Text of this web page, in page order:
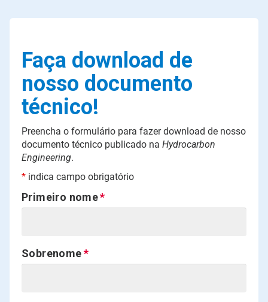
Faça download de
nosso documento
técnico!
Preencha o formulário para fazer download de nosso
documento técnico publicado na Hydrocarbon
Engineering.
* indica campo obrigatório
Primeiro nome
Sobrenome